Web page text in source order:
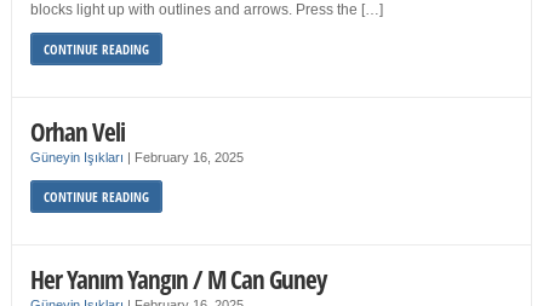
blocks light up with outlines and arrows. Press the […]
CONTINUE READING
Orhan Veli
Güneyin Işıkları | February 16, 2025
CONTINUE READING
Her Yanım Yangın / M Can Guney